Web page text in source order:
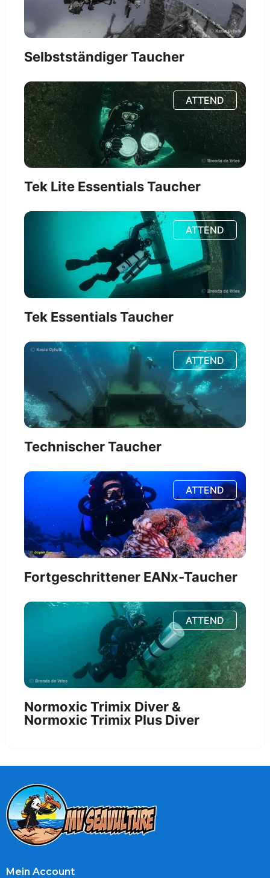
Selbstständiger Taucher
ATTEND
Tek Lite Essentials Taucher
ATTEND
Tek Essentials Taucher
ATTEND
Technischer Taucher
ATTEND
Fortgeschrittener EANx-Taucher
ATTEND
Normoxic Trimix Diver &
Normoxic Trimix Plus Diver
Mein Account